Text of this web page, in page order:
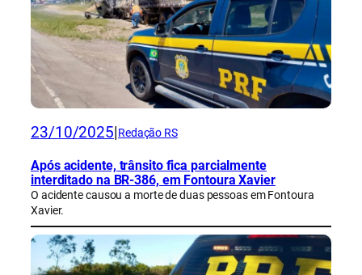
23/10/2025 Redação RS
Após acidente, trânsito fica parcialmente
interditado na BR-386, em Fontoura Xavier
O acidente causou a morte de duas pessoas em Fontoura
Xavier.